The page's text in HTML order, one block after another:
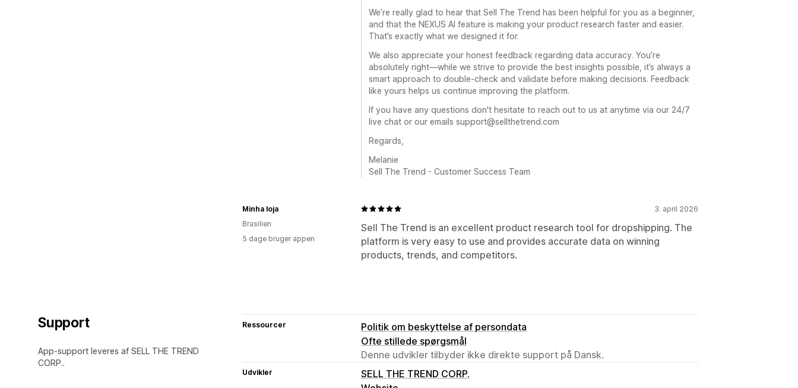
We’re really glad to hear that Sell The Trend has been helpful for you as a beginner,
and that the NEXUS AI feature is making your product research faster and easier.
That’s exactly what we designed it for.
We also appreciate your honest feedback regarding data accuracy. You’re
absolutely right—while we strive to provide the best insights possible, it’s always a
smart approach to double-check and validate before making decisions. Feedback
like yours helps us continue improving the platform.
If you have any questions don't hesitate to reach out to us at anytime via our 24/7
live chat or our emails support@sellthetrend.com
Regards,
Melanie
Sell The Trend - Customer Success Team
3. april 2026
Sell The Trend is an excellent product research tool for dropshipping. The
platform is very easy to use and provides accurate data on winning
products, trends, and competitors.
Minha loja
Brasilien
5 dage bruger appen
Support
App-support leveres af SELL THE TREND
CORP..
Ressourcer
Politik om beskyttelse af persondata
Ofte stillede spørgsmål
Denne udvikler tilbyder ikke direkte support på Dansk.
Udvikler
SELL THE TREND CORP.